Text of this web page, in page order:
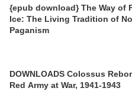
{epub download} The Way of
Ice: The Living Tradition of
Paganism
DOWNLOADS Colossus
Red Army at War, 1941-1943